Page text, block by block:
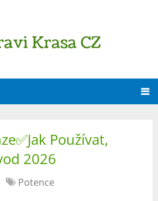
Používat,
2026
Potence